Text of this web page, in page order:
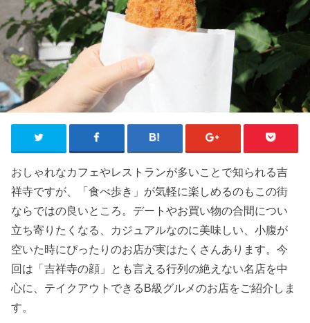
おしゃれなカフェやレストランが多いことで知られる吉
祥寺ですが、「食べ歩き」が気軽に楽しめるのもこの街
ならではの良いところ。デートやお買い物の合間につい
立ち寄りたくなる、カジュアルなのに美味しい、小腹が
空いた時にぴったりのお店が実はたくさんあります。今
回は「吉祥寺の顔」とも言える行列の絶えない名店を中
心に、テイクアウトできるB級グルメのお店をご紹介しま
す。